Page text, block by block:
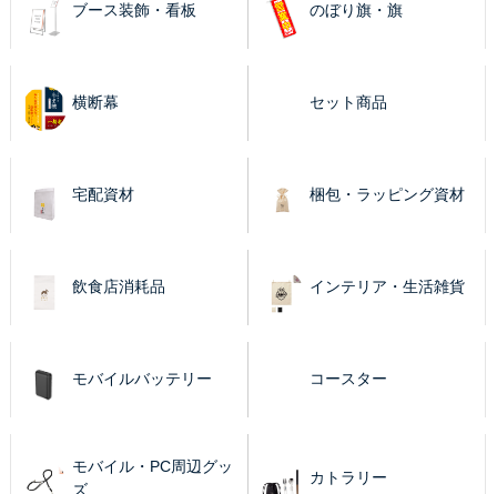
ブース装飾・看板 のぼり旗・旗
横断幕 セット商品
宅配資材 梱包・ラッピング資材
飲食店消耗品 インテリア・生活雑貨
モバイルバッテリー コースター
モバイル・PC周辺グッ
ズ
カトラリー